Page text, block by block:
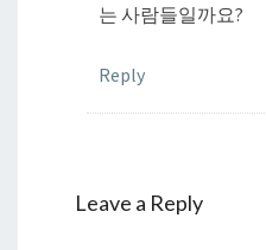
는 사람들일까요?
Reply
Leave a Reply